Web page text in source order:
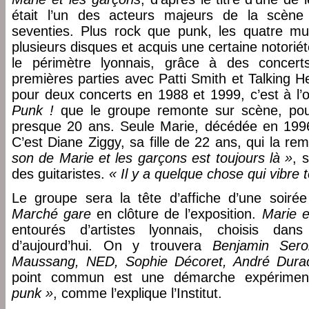
était l’un des acteurs majeurs de la
seventies. Plus rock que punk, les quatre
plusieurs disques et acquis une certaine
le périmètre lyonnais, grâce à des
premières parties avec Patti Smith et Talking
pour deux concerts en 1988 et 1999, c’est à
Punk ! que le groupe remonte sur scène,
presque 20 ans. Seule Marie, décédée en
C’est Diane Ziggy, sa fille de 22 ans, qui la
son de Marie et les garçons est toujours là »,
des guitaristes. « Il y a quelque chose qui vibre
Le groupe sera la tête d’affiche d’une
Marché gare en clôture de l’exposition. Marie
entourés d’artistes lyonnais, choisis
d’aujourd’hui. On y trouvera Benjamin
Maussang, NED, Sophie Décoret, André
point commun est une démarche
punk », comme l’explique l’Institut.